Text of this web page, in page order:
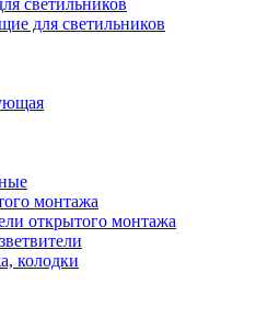
светильников
для светильников
монтажа
открытого монтажа
колодки